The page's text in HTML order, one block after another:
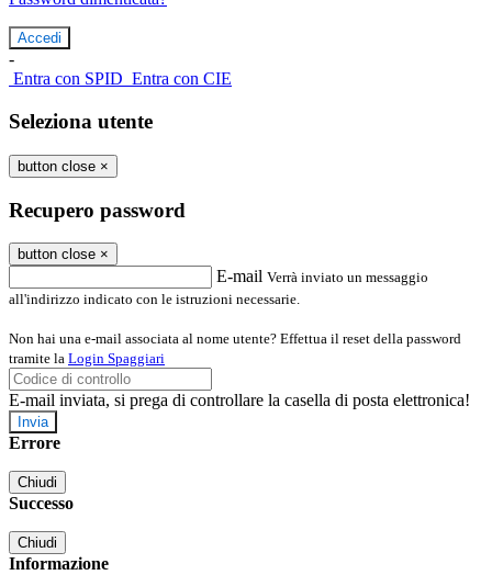
-
Entra con SPID Entra con CIE
Seleziona utente
button close ×
Recupero password
button close ×
E-mail Verrà inviato un messaggio
all'indirizzo indicato con le istruzioni necessarie.
Non hai una e-mail associata al nome utente? Effettua il reset della password
tramite la Login Spaggiari
E-mail inviata, si prega di controllare la casella di posta elettronica!
Errore
Chiudi
Successo
Chiudi
Informazione